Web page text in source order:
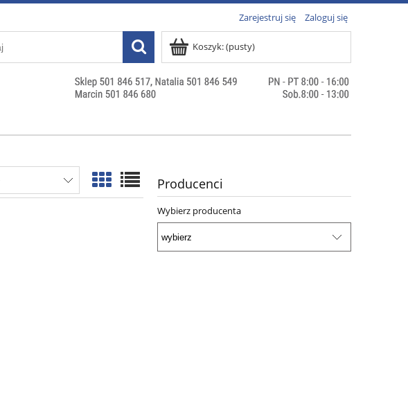
Zarejestruj się Zaloguj się
Koszyk:(pusty)
Producenci
Wybierz producenta